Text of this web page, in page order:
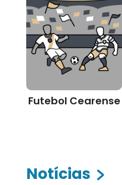
Futebol Cearense
Notícias